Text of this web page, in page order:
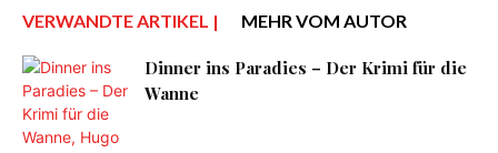
VERWANDTE ARTIKEL | MEHR VOM AUTOR
Dinner ins Paradies – Der Krimi für die
Wanne